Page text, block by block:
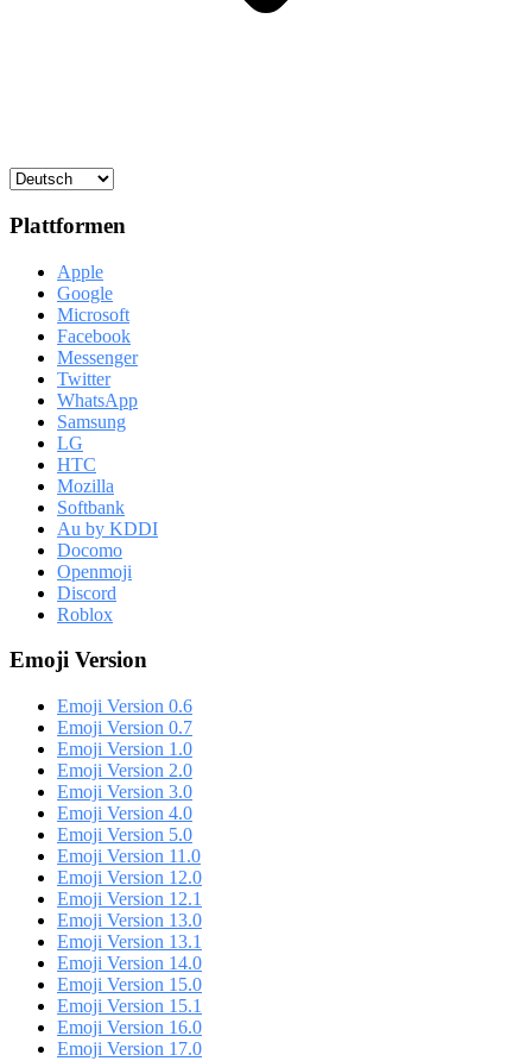
Plattformen
Apple
Google
Microsoft
Facebook
Messenger
Twitter
WhatsApp
Samsung
LG
HTC
Mozilla
Softbank
Au by KDDI
Docomo
Openmoji
Discord
Roblox
Emoji Version
Emoji Version 0.6
Emoji Version 0.7
Emoji Version 1.0
Emoji Version 2.0
Emoji Version 3.0
Emoji Version 4.0
Emoji Version 5.0
Emoji Version 11.0
Emoji Version 12.0
Emoji Version 12.1
Emoji Version 13.0
Emoji Version 13.1
Emoji Version 14.0
Emoji Version 15.0
Emoji Version 15.1
Emoji Version 16.0
Emoji Version 17.0